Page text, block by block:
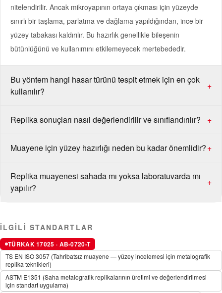
nitelendirilir. Ancak mikroyapının ortaya çıkması için yüzeyde
sınırlı bir taşlama, parlatma ve dağlama yapıldığından, ince bir
yüzey tabakası kaldırılır. Bu hazırlık genellikle bileşenin
bütünlüğünü ve kullanımını etkilemeyecek mertebededir.
Bu yöntem hangi hasar türünü tespit etmek için en çok
kullanılır?
+
Replika sonuçları nasıl değerlendirilir ve sınıflandırılır? +
Muayene için yüzey hazırlığı neden bu kadar önemlidir?+
Replika muayenesi sahada mı yoksa laboratuvarda mı
yapılır?
+
İLGILI STANDARTLAR
TÜRKAK 17025 · AB-0720-T
TS EN ISO 3057 (Tahribatsız muayene — yüzey incelemesi için metalografik
replika teknikleri)
ASTM E1351 (Saha metalografik replikalarının üretimi ve değerlendirilmesi
için standart uygulama)